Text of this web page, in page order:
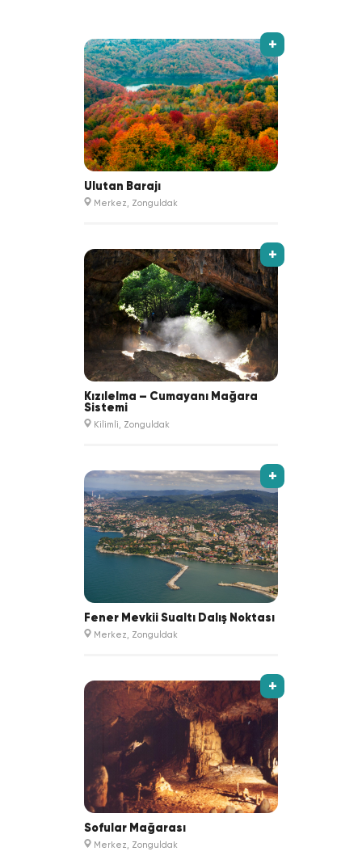
+
Ulutan Barajı
Merkez, Zonguldak
+
Kızılelma – Cumayanı Mağara
Sistemi
Kilimli, Zonguldak
+
Fener Mevkii Sualtı Dalış Noktası
Merkez, Zonguldak
+
Sofular Mağarası
Merkez, Zonguldak